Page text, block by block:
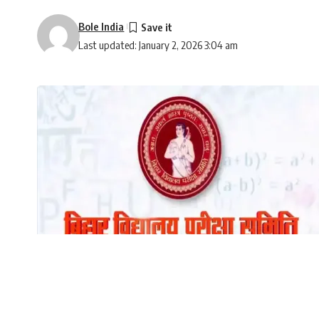
Last updated: January 2, 2026 3:04 am
Bole India